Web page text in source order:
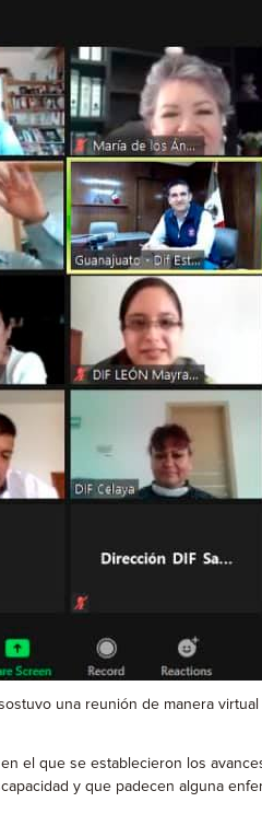
una reunión de manera
el que se establecieron los
y que padecen alguna